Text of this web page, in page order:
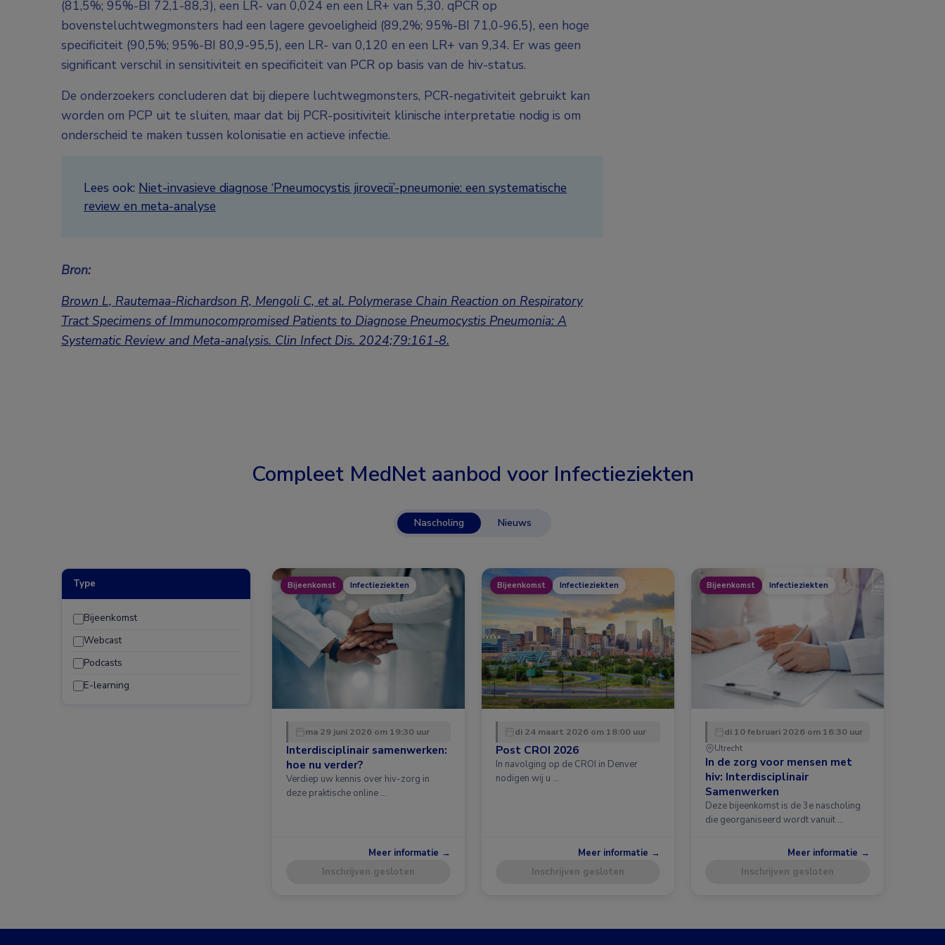
(81,5%; 95%-BI 72,1-88,3), een LR- van 0,024 en een LR+ van 5,30. qPCR op
bovensteluchtwegmonsters had een lagere gevoeligheid (89,2%; 95%-BI 71,0-96,5), een hoge
specificiteit (90,5%; 95%-BI 80,9-95,5), een LR- van 0,120 en een LR+ van 9,34. Er was geen
significant verschil in sensitiviteit en specificiteit van PCR op basis van de hiv-status.
De onderzoekers concluderen dat bij diepere luchtwegmonsters, PCR-negativiteit gebruikt kan
worden om PCP uit te sluiten, maar dat bij PCR-positiviteit klinische interpretatie nodig is om
onderscheid te maken tussen kolonisatie en actieve infectie.
Lees ook: Niet-invasieve diagnose ‘Pneumocystis jirovecii’-pneumonie: een systematische
review en meta-analyse
Bron:
Brown L, Rautemaa-Richardson R, Mengoli C, et al. Polymerase Chain Reaction on Respiratory
Tract Specimens of Immunocompromised Patients to Diagnose Pneumocystis Pneumonia: A
Systematic Review and Meta-analysis. Clin Infect Dis. 2024;79:161-8.
Compleet MedNet aanbod voor Infectieziekten
Nascholing Nieuws
Type
Bijeenkomst
Webcast
Podcasts
E-learning
Bijeenkomst Infectieziekten
ma 29 juni 2026 om 19:30 uur
Interdisciplinair samenwerken:
hoe nu verder?
Verdiep uw kennis over hiv-zorg in
deze praktische online …
Meer informatie →
Inschrijven gesloten
Bijeenkomst Infectieziekten
di 24 maart 2026 om 18:00 uur
Post CROI 2026
In navolging op de CROI in Denver
nodigen wij u …
Meer informatie →
Inschrijven gesloten
Bijeenkomst Infectieziekten
di 10 februari 2026 om 16:30 uur
Utrecht
In de zorg voor mensen met
hiv: Interdisciplinair
Samenwerken
Deze bijeenkomst is de 3e nascholing
die georganiseerd wordt vanuit …
Meer informatie →
Inschrijven gesloten